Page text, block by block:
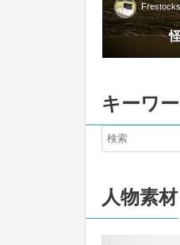
キーワ
人物素材